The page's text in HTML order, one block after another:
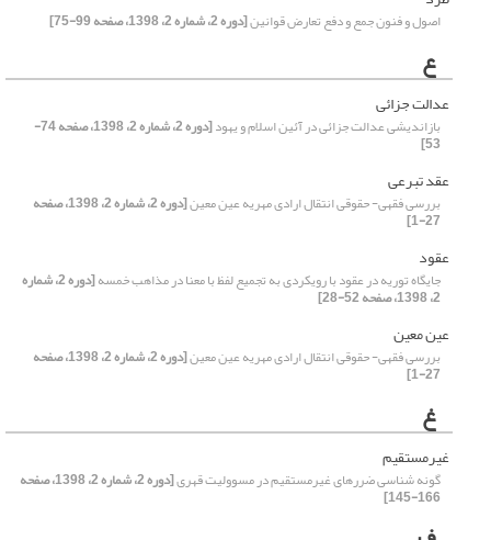
اصول و فنون جمع و دفع تعارض قوانین[دوره 2، شماره 2، 1398، صفحه 99-75]
ع
عدالت جزائی
بازاندیشی عدالت جزائی در آئین اسلام و یهود [دوره 2، شماره 2، 1398، صفحه 74-
53]
عقد تبرعی
بررسی فقهی- حقوقی انتقال ارادی مهریه عین معین [دوره 2، شماره 2، 1398، صفحه
27-1]
عقود
جایگاه توریه در عقود با رویکردی به تجمیع لفظ با معنا در مذاهب خمسه [دوره 2، شماره
2، 1398، صفحه 52-28]
عین معین
بررسی فقهی- حقوقی انتقال ارادی مهریه عین معین [دوره 2، شماره 2، 1398، صفحه
27-1]
غ
غیرمستقیم
گونه شناسی ضررهای غیرمستقیم در مسوولیت قهری [دوره 2، شماره 2، 1398، صفحه
166-145]